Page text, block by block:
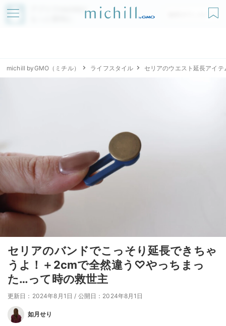
アプリでmichillが
無料ダウンロード
michill byGMO（ミチル） ライフスタイル セリアのウエスト延長アイテ
セリアのバンドでこっそり延長できちゃ
うよ！＋2cmで全然違う♡やっちまっ
た…って時の救世主
更新日：2024年8月1日 / 公開日：2024年8月1日
如月せり